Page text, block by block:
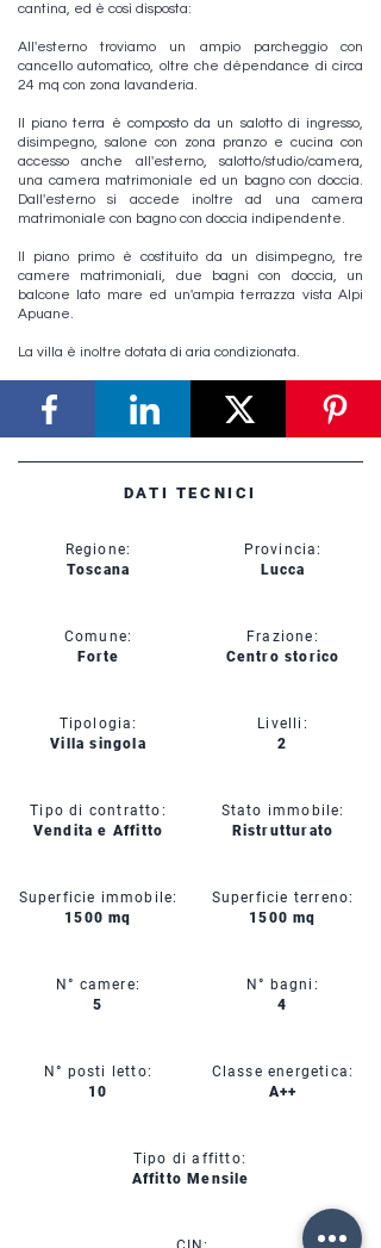
cantina, ed è così disposta:
All'esterno troviamo un ampio parcheggio con
cancello automatico, oltre che dépendance di circa
24 mq con zona lavanderia.
Il piano terra è composto da un salotto di ingresso,
disimpegno, salone con zona pranzo e cucina con
accesso anche all'esterno, salotto/studio/camera,
una camera matrimoniale ed un bagno con doccia.
Dall'esterno si accede inoltre ad una camera
matrimoniale con bagno con doccia indipendente.
Il piano primo è costituito da un disimpegno, tre
camere matrimoniali, due bagni con doccia, un
balcone lato mare ed un'ampia terrazza vista Alpi
Apuane.
La villa è inoltre dotata di aria condizionata.
DATI TECNICI
Regione:
Toscana
Comune:
Forte
Tipologia:
Villa singola
Tipo di contratto:
Vendita e Affitto
Superficie immobile:
1500 mq
N° camere:
5
N° posti letto:
10
Provincia:
Lucca
Frazione:
Centro storico
Livelli:
2
Stato immobile:
Ristrutturato
Superficie terreno:
1500 mq
N° bagni:
4
Classe energetica:
A++
Tipo di affitto:
Affitto Mensile